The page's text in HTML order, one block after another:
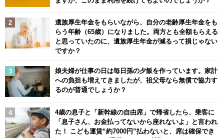
遺族厚生年金をもらいながら、自分の老齢厚生年金をも
らう年齢（65歳）になりました。両方とも全額もらえる
と思っていたのに、遺族厚生年金が減るって損じゃない
ですか？
娘夫婦が仕事の日は毎日孫の夕飯を作っています。家計
への負担も増えてきましたが、祖父母なら無償で協力す
るのが普通でしょうか？
4歳の息子と「新幹線の自由席」で帰省したら、乗客に
「息子さん、お金払ってないから座れないよ」と言われ
た！ こども運賃“約7000円”払わないと、席は確保でき